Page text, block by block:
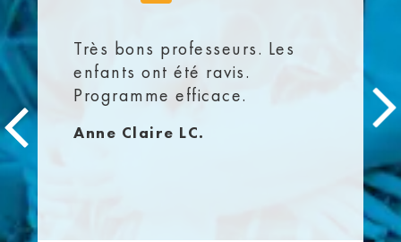
Très bons professeurs. Les
enfants ont été ravis.
Programme efficace.
Anne Claire LC.